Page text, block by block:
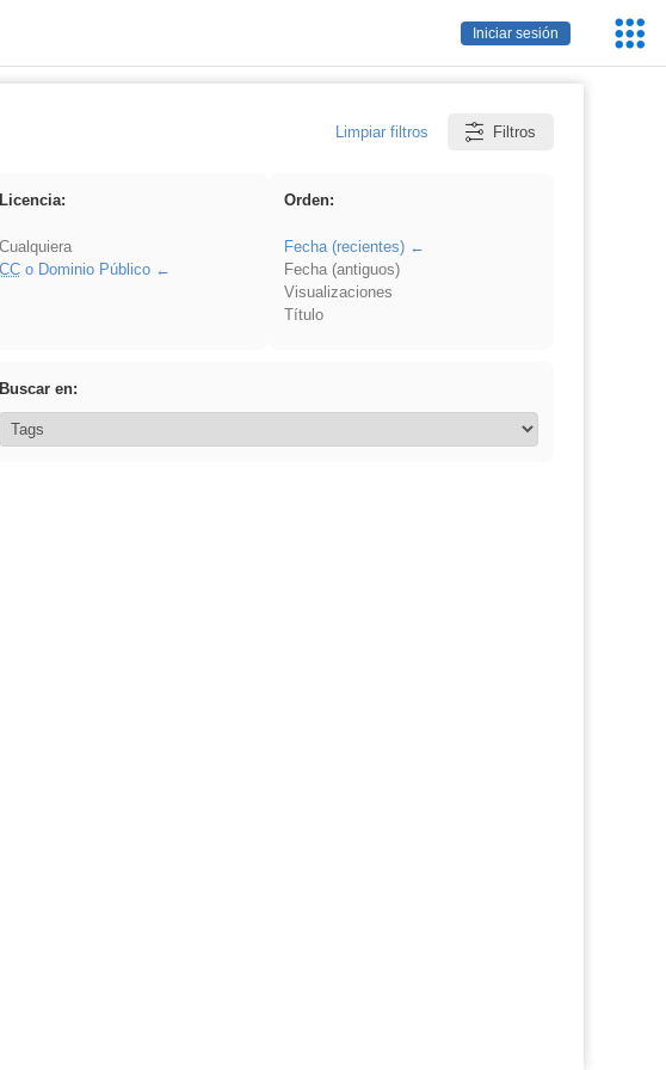
Iniciar sesión
Limpiar filtros Filtros
Licencia:
Cualquiera
CCo Dominio Público
Orden:
Fecha (recientes)
Fecha (antiguos)
Visualizaciones
Título
Buscar en: